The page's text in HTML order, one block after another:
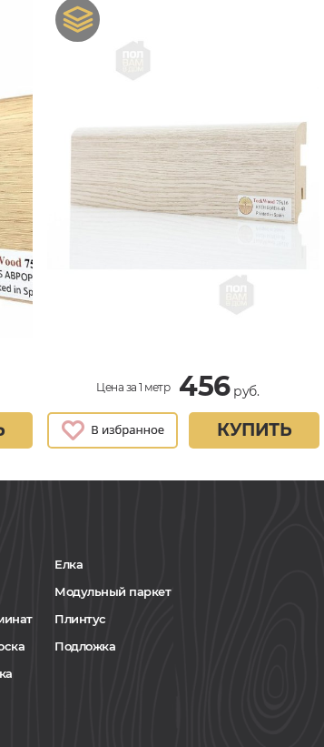
Цена за 1 метр 456руб.
КУПИТЬ
Елка
Модульный паркет
Плинтус
Подложка